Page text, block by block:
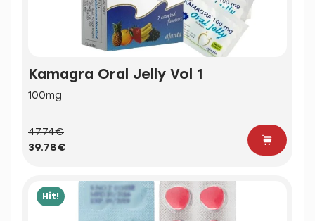
Kamagra Oral Jelly Vol 1
100mg
47.74€
39.78€
Hit!